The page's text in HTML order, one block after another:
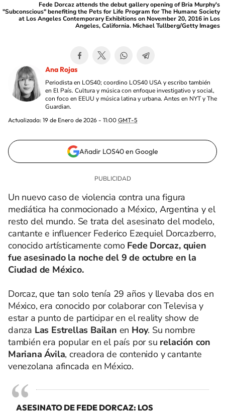
Fede Dorcaz attends the debut gallery opening of Bria Murphy's
"Subconscious" benefiting the Pets for Life Program for The Humane Society
at Los Angeles Contemporary Exhibitions on November 20, 2016 in Los
Angeles, California. Michael Tullberg/Getty Images
Ana Rojas
Periodista en LOS40; coordino LOS40 USA y escribo también
en El País. Cultura y música con enfoque investigativo y social,
con foco en EEUU y música latina y urbana. Antes en NYT y The
Guardian.
Actualizada: 19 de Enero de 2026 - 11:00 GMT-5
Añadir LOS40 en Google
Un nuevo caso de violencia contra una figura
mediática ha conmocionado a México, Argentina y el
resto del mundo. Se trata del asesinato del modelo,
cantante e influencer Federico Ezequiel Dorcazberro,
conocido artísticamente comoFede Dorcaz, quien
fue asesinado la noche del 9 de octubre en la
Ciudad de México.
Dorcaz, que tan solo tenía 29 años y llevaba dos en
México, era conocido por colaborar con Televisa y
estar a punto de participar en el reality show de
danza Las Estrellas Bailan en Hoy. Su nombre
también era popular en el país por su relación con
Mariana Ávila, creadora de contenido y cantante
venezolana afincada en México.
ASESINATO DE FEDE DORCAZ: LOS